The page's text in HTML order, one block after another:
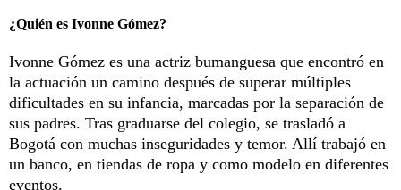
¿Quién es Ivonne Gómez?
Ivonne Gómez es una actriz bumanguesa que encontró en
la actuación un camino después de superar múltiples
dificultades en su infancia, marcadas por la separación de
sus padres. Tras graduarse del colegio, se trasladó a
Bogotá con muchas inseguridades y temor. Allí trabajó en
un banco, en tiendas de ropa y como modelo en diferentes
eventos.